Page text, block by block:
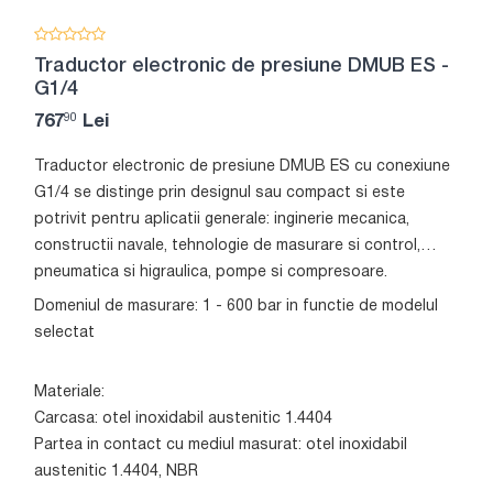
Traductor electronic de presiune DMUB ES -
G1/4
76790 Lei
Traductor electronic de presiune DMUB ES cu conexiune
G1/4 se distinge prin designul sau compact si este
potrivit pentru aplicatii generale: inginerie mecanica,
constructii navale, tehnologie de masurare si control,
pneumatica si higraulica, pompe si compresoare.
Domeniul de masurare: 1 - 600 bar in functie de modelul
selectat
Materiale:
Carcasa: otel inoxidabil austenitic 1.4404
Partea in contact cu mediul masurat: otel inoxidabil
austenitic 1.4404, NBR